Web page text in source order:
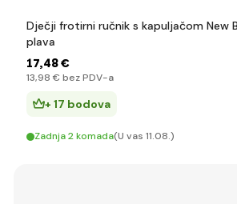
Dječji frotirni ručnik s kapuljačom New
plava
17,48 €
13,98 € bez PDV-a
+ 17 bodova
Zadnja 2 komada(U vas 11.08.)